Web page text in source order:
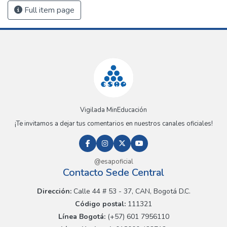
Full item page
Vigilada MinEducación
¡Te invitamos a dejar tus comentarios en nuestros canales oficiales!
@esapoficial
Contacto Sede Central
Dirección:Calle 44 # 53 - 37, CAN, Bogotá D.C.
Código postal: 111321
Línea Bogotá:(+57) 601 7956110